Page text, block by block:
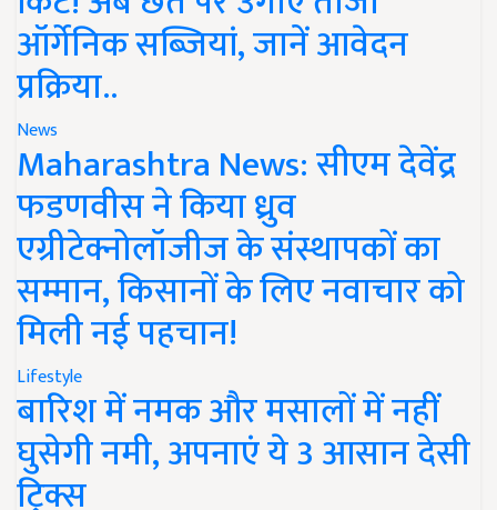
ऑर्गेनिक सब्जियां, जानें आवेदन
प्रक्रिया..
News
Maharashtra News: सीएम देवेंद्र
फडणवीस ने किया ध्रुव
एग्रीटेक्नोलॉजीज के संस्थापकों का
सम्मान, किसानों के लिए नवाचार को
मिली नई पहचान!
Lifestyle
बारिश में नमक और मसालों में नहीं
घुसेगी नमी, अपनाएं ये 3 आसान देसी
ट्रिक्स